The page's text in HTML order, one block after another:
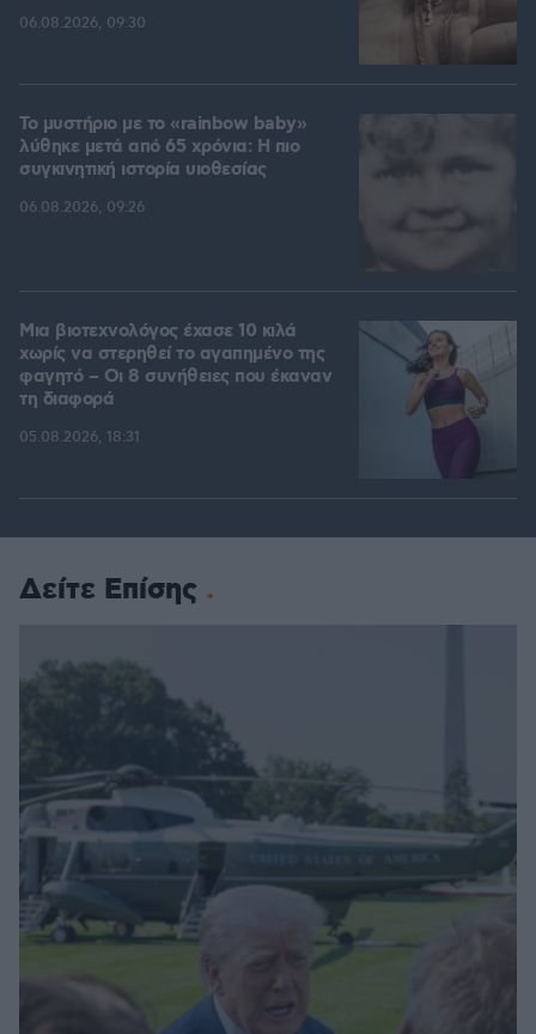
06.08.2026, 09:30
Το μυστήριο με το «rainbow baby»
λύθηκε μετά από 65 χρόνια: Η πιο
συγκινητική ιστορία υιοθεσίας
06.08.2026, 09:26
Μια βιοτεχνολόγος έχασε 10 κιλά
χωρίς να στερηθεί το αγαπημένο της
φαγητό – Οι 8 συνήθειες που έκαναν
τη διαφορά
05.08.2026, 18:31
Δείτε Επίσης